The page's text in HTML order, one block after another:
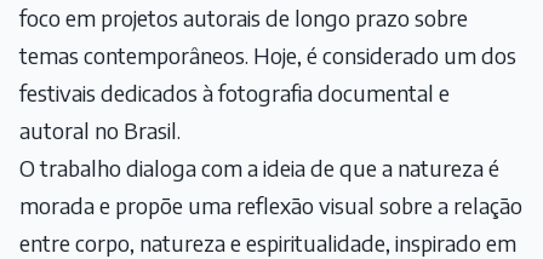
foco em projetos autorais de longo prazo sobre
temas contemporâneos. Hoje, é considerado um dos
festivais dedicados à fotografia documental e
autoral no Brasil.
O trabalho dialoga com a ideia de que a natureza é
morada e propõe uma reflexão visual sobre a relação
entre corpo, natureza e espiritualidade, inspirado em